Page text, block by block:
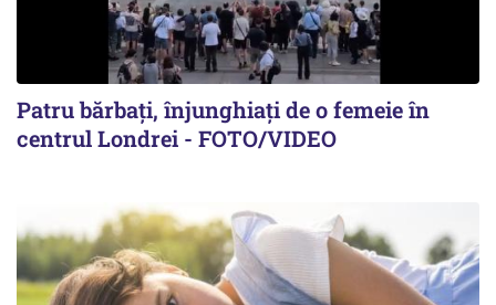
Patru bărbați, înjunghiați de o femeie în
centrul Londrei - FOTO/VIDEO